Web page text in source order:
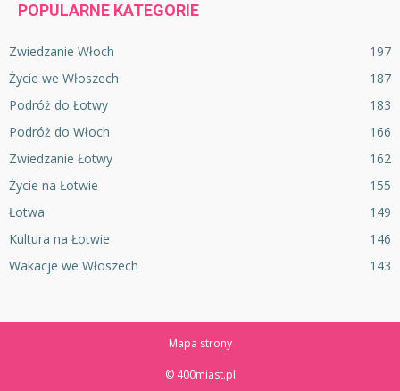
POPULARNE KATEGORIE
Zwiedzanie Włoch
197
Życie we Włoszech
187
Podróż do Łotwy
183
Podróż do Włoch
166
Zwiedzanie Łotwy
162
Życie na Łotwie
155
Łotwa
149
Kultura na Łotwie
146
Wakacje we Włoszech
143
Mapa strony
© 400miast.pl